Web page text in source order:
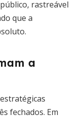
rastreável
que a
a
fechados. Em